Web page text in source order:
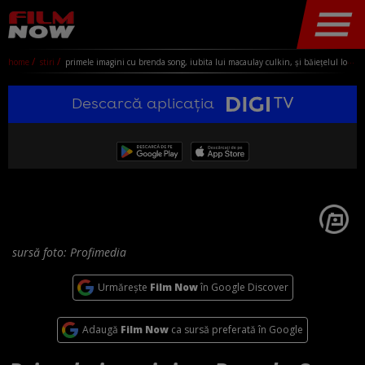
home stiri primele imagini cu brenda song, iubita lui macaulay culkin, și băiețelul lor. cum a fost surprinsă actrița pe străzile din los angeles
Descarcă aplicația
sursă foto: Profimedia
Urmărește Film Nowîn Google Discover
Adaugă Film Now ca sursă preferată în Google